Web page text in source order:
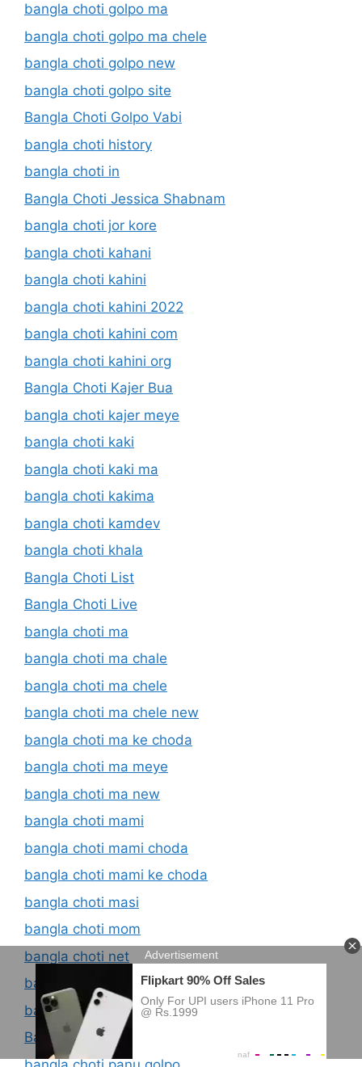
bangla choti golpo ma
bangla choti golpo ma chele
bangla choti golpo new
bangla choti golpo site
Bangla Choti Golpo Vabi
bangla choti history
bangla choti in
Bangla Choti Jessica Shabnam
bangla choti jor kore
bangla choti kahani
bangla choti kahini
bangla choti kahini 2022
bangla choti kahini com
bangla choti kahini org
Bangla Choti Kajer Bua
bangla choti kajer meye
bangla choti kaki
bangla choti kaki ma
bangla choti kakima
bangla choti kamdev
bangla choti khala
Bangla Choti List
Bangla Choti Live
bangla choti ma
bangla choti ma chale
bangla choti ma chele
bangla choti ma chele new
bangla choti ma ke choda
bangla choti ma meye
bangla choti ma new
bangla choti mami
bangla choti mami choda
bangla choti mami ke choda
bangla choti masi
bangla choti mom
bangla choti net
bangla choti new
bangla choti online
Bangla Choti Panu